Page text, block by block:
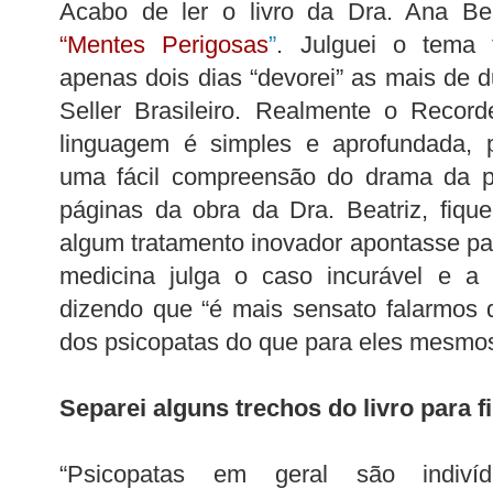
Acabo de ler o livro da Dra. Ana
“Mentes Perigosas”. Julguei o tema
apenas dois dias “devorei” as mais de
Seller Brasileiro. Realmente o
linguagem é simples e aprofundada,
uma fácil compreensão do drama da
páginas da obra da Dra. Beatriz,
algum tratamento inovador apontasse
medicina julga o caso incurável e a
dizendo que “é mais sensato
dos psicopatas do que para eles
Separei alguns trechos do livro para
“Psicopatas em geral são